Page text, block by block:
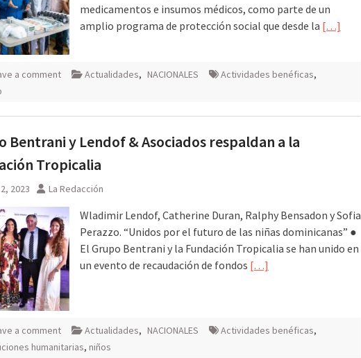
medicamentos e insumos médicos, como parte de un
amplio programa de protección social que desde la […]
a comment Actualidades, NACIONALES Actividades benéficas,
Bentrani y Lendof & Asociados respaldan a la
Tropicalia
2023 La Redacción
Wladimir Lendof, Catherine Duran, Ralphy Bensadon y Sofia
Perazzo. “Unidos por el futuro de las niñas dominicanas” ●
El Grupo Bentrani y la Fundación Tropicalia se han unido en
un evento de recaudación de fondos […]
a comment Actualidades, NACIONALES Actividades benéficas,
humanitarias, niños